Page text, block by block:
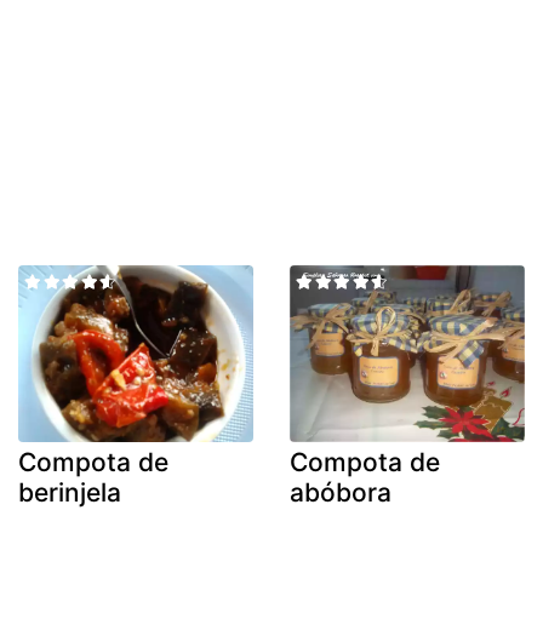
Compota de
berinjela
Compota de
abóbora